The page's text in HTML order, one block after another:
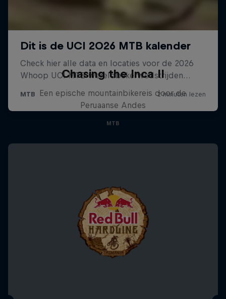
Chasing the Inca II
Een epische mountainbikereis door de
Peruaanse Andes
MTB